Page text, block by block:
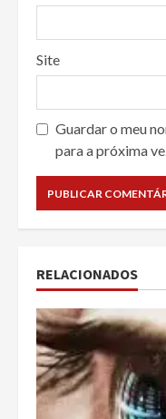
Site
Guardar o meu
para a próxima
RELACIONADOS